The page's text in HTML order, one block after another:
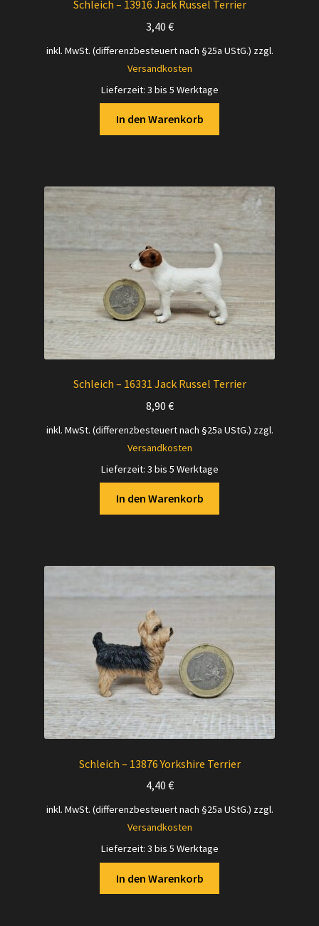
Versand + Wichtige Infos
Schleich – 13916 Jack Russel Terrier
3,40 €
inkl. MwSt. (differenzbesteuert nach §25a UStG.) zzgl.
Versandkosten
Lieferzeit: 3 bis 5 Werktage
In den Warenkorb
Schleich – 16331 Jack Russel Terrier
8,90 €
inkl. MwSt. (differenzbesteuert nach §25a UStG.) zzgl.
Versandkosten
Lieferzeit: 3 bis 5 Werktage
In den Warenkorb
Schleich – 13876 Yorkshire Terrier
4,40 €
inkl. MwSt. (differenzbesteuert nach §25a UStG.) zzgl.
Versandkosten
Lieferzeit: 3 bis 5 Werktage
In den Warenkorb